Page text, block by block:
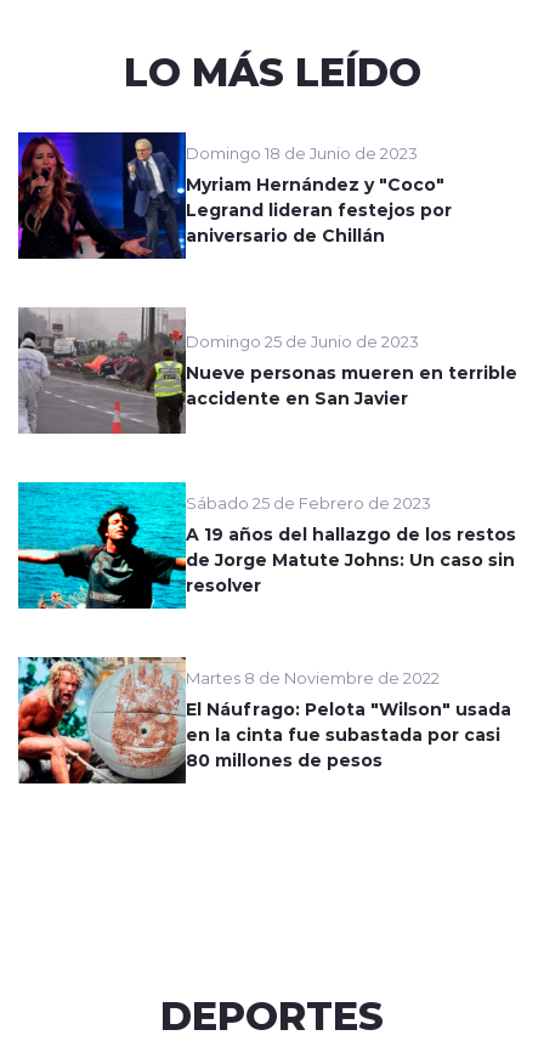
LO MÁS LEÍDO
Domingo 18 de Junio de 2023
Myriam Hernández y "Coco"
Legrand lideran festejos por
aniversario de Chillán
Domingo 25 de Junio de 2023
Nueve personas mueren en terrible
accidente en San Javier
Sábado 25 de Febrero de 2023
A 19 años del hallazgo de los restos
de Jorge Matute Johns: Un caso sin
resolver
Martes 8 de Noviembre de 2022
El Náufrago: Pelota "Wilson" usada
en la cinta fue subastada por casi
80 millones de pesos
DEPORTES